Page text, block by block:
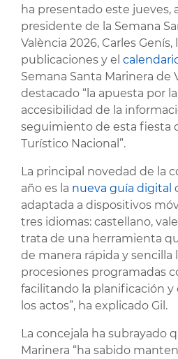
ha presentado este jueves,
presidente de la Semana
València 2026, Carles
publicaciones y el
Semana Santa Marinera de
destacado “la apuesta por
accesibilidad de la
seguimiento de esta fiesta
Turístico Nacional”.
La principal novedad de la
año es la nueva guía digital
adaptada a dispositivos
tres idiomas: castellano,
trata de una herramienta
de manera rápida y sencilla
procesiones programadas
facilitando la planificación
los actos”, ha explicado Gil.
La concejala ha subrayado
Marinera “ha sabido